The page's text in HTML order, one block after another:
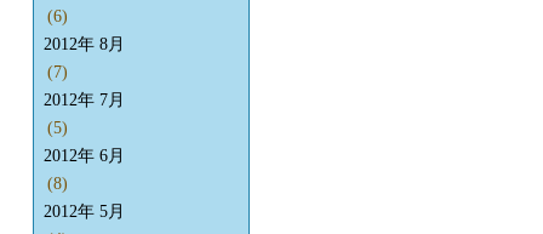
(6)
2012年 8月
(7)
2012年 7月
(5)
2012年 6月
(8)
2012年 5月